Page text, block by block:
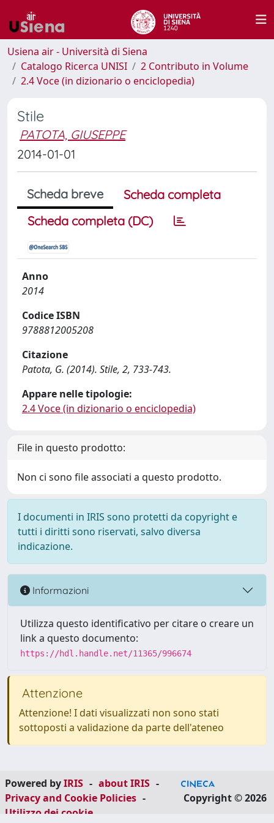
Usiena air - Università di Siena
Catalogo Ricerca UNISI
2 Contributo in Volume
2.4 Voce (in dizionario o enciclopedia)
Stile
PATOTA, GIUSEPPE
2014-01-01
Scheda breve
Scheda completa
Scheda completa (DC)
Anno
2014
Codice ISBN
9788812005208
Citazione
Patota, G. (2014). Stile, 2, 733-743.
Appare nelle tipologie:
2.4 Voce (in dizionario o enciclopedia)
File in questo prodotto:
Non ci sono file associati a questo prodotto.
I documenti in IRIS sono protetti da copyright e
tutti i diritti sono riservati, salvo diversa
indicazione.
Informazioni
Utilizza questo identificativo per citare o creare un
link a questo documento:
https://hdl.handle.net/11365/996674
Attenzione
Attenzione! I dati visualizzati non sono stati
sottoposti a validazione da parte dell'ateneo
Powered byIRIS - about IRIS -
Privacy and Cookie Policies -
Utilizzo dei cookie
Copyright © 2026